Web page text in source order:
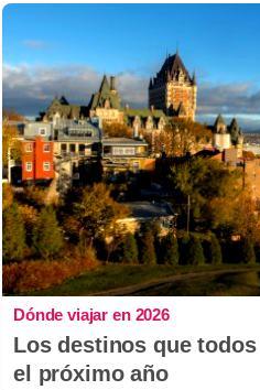
Dónde viajar en 2026
Los destinos que
el próximo año